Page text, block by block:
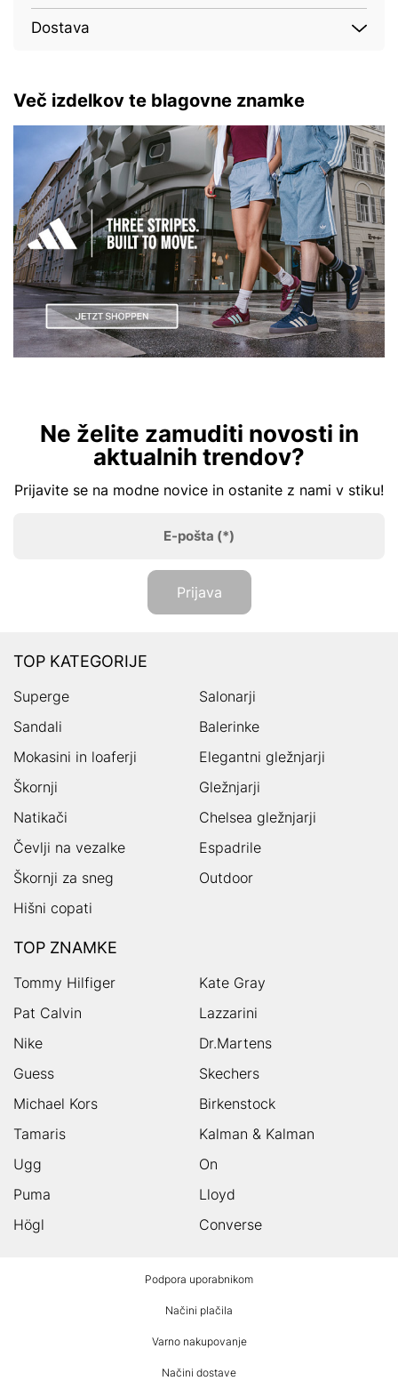
Dostava
Več izdelkov te blagovne znamke
Ne želite zamuditi novosti in
aktualnih trendov?
Prijavite se na modne novice in ostanite z nami v stiku!
E-pošta (*)
Prijava
TOP KATEGORIJE
Superge
Salonarji
Sandali
Balerinke
Mokasini in loaferji
Elegantni gležnjarji
Škornji
Gležnjarji
Natikači
Chelsea gležnjarji
Čevlji na vezalke
Espadrile
Škornji za sneg
Outdoor
Hišni copati
TOP ZNAMKE
Tommy Hilfiger
Kate Gray
Pat Calvin
Lazzarini
Nike
Dr.Martens
Guess
Skechers
Michael Kors
Birkenstock
Tamaris
Kalman & Kalman
Ugg
On
Puma
Lloyd
Högl
Converse
Podpora uporabnikom
Načini plačila
Varno nakupovanje
Načini dostave